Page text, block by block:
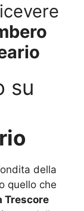
su
della
quello che
Trescore